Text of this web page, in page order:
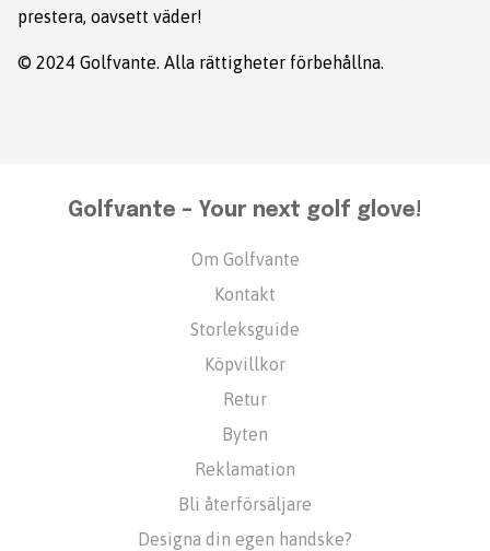
prestera, oavsett väder!
© 2024 Golfvante. Alla rättigheter förbehållna.
Golfvante – Your next golf glove!
Om Golfvante
Kontakt
Storleksguide
Köpvillkor
Retur
Byten
Reklamation
Bli återförsäljare
Designa din egen handske?